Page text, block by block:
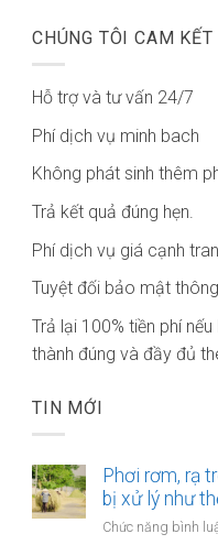
CHÚNG TÔI CAM KẾT
Hỗ trợ và tư vấn 24/7
Phí dịch vụ minh bach
Không phát sinh thêm
Trả kết quả đúng hẹn.
Phí dịch vụ giá cạnh
Tuyệt đối bảo mật
Trả lại 100% tiền phí
thành đúng và đầy đủ
TIN MỚI
Phơi rơm, rạ
bị xử lý như
Chức năng bình